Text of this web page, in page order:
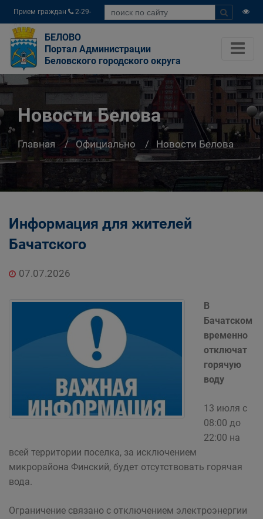
Прием граждан
2-29-
04
БЕЛОВО
Портал Администрации
Беловского городского округа
Новости Белова
Главная Официально Новости Белова
Информация для жителей
Бачатского
07.07.2026
В
Бачатском
временно
отключат
горячую
воду
13 июля с
08:00 до
22:00 на
всей территории поселка, за исключением
микрорайона Финский, будет отсутствовать горячая
вода.
Ограничение связано с отключением электроэнергии